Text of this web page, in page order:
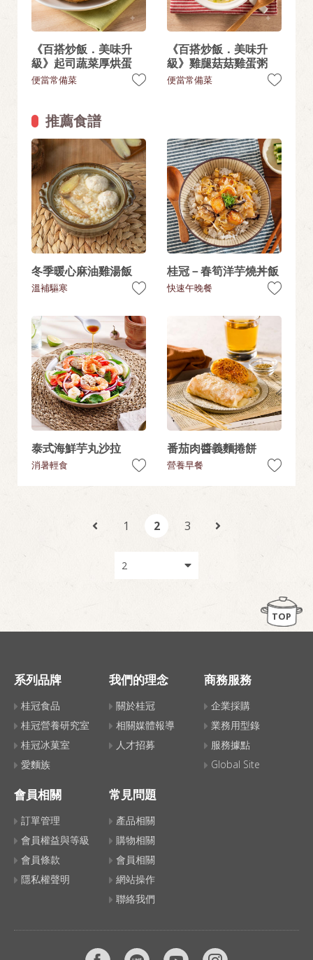
《百搭炒飯．美味升
級》起司蔬菜厚烘蛋
便當常備菜
《百搭炒飯．美味升
級》雞腿菇菇雞蛋粥
便當常備菜
推薦食譜
冬季暖心麻油雞湯飯
溫補驅寒
桂冠－春筍洋芋燒丼飯
快速午晚餐
泰式海鮮芋丸沙拉
消暑輕食
番茄肉醬義麵捲餅
營養早餐
1 2 3
TOP
系列品牌
桂冠食品
桂冠營養研究室
桂冠冰菓室
愛麵族
我們的理念
關於桂冠
相關媒體報導
人才招募
商務服務
企業採購
業務用型錄
服務據點
Global Site
會員相關
訂單管理
會員權益與等級
會員條款
隱私權聲明
常見問題
產品相關
購物相關
會員相關
網站操作
聯絡我們